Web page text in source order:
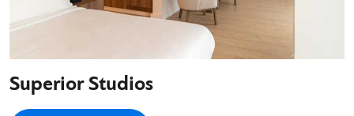
Superior Studios